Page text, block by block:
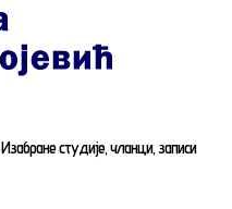
Изабране студије, чланци, записи